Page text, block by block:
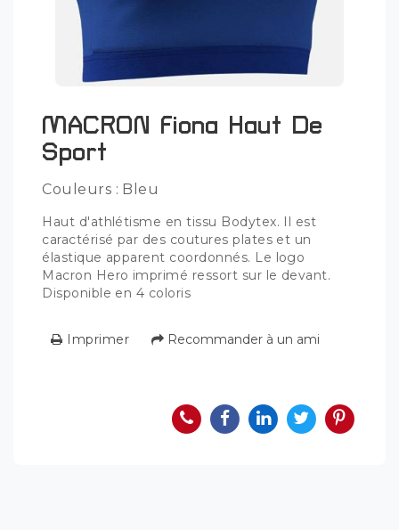
MACRON Fiona Haut De
Sport
Couleurs : Bleu
Haut d'athlétisme en tissu Bodytex. Il est
caractérisé par des coutures plates et un
élastique apparent coordonnés. Le logo
Macron Hero imprimé ressort sur le devant.
Disponible en 4 coloris
Imprimer Recommander à un ami